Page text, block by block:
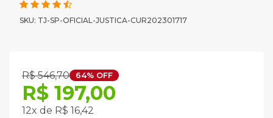
SKU: TJ-SP-OFICIAL-JUSTICA-CUR202301717
R$ 546,70 64% OFF
R$ 197,00
12x de R$ 16,42